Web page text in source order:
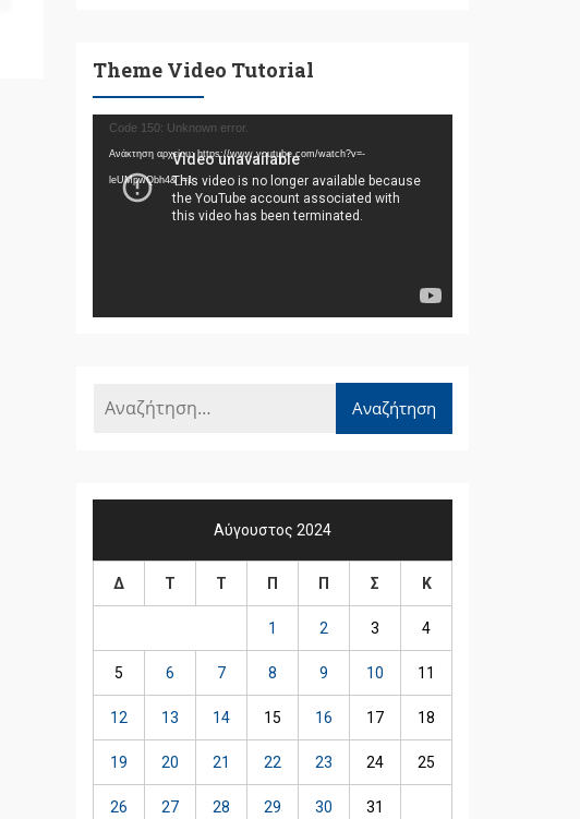
Theme Video Tutorial
Πρόγραμμα
Αναπαραγωγής
Βίντεο
Code 150: Unknown error.
Ανάκτηση αρχείου: https://www.youtube.com/watch?v=-
leUMpwQbh4&_=1
Αύγουστος 2024
Δ Τ Τ Π Π Σ Κ
1 2 3 4
5 6 7 8 9 10 11
12 13 14 15 16 17 18
19 20 21 22 23 24 25
26 27 28 29 30 31